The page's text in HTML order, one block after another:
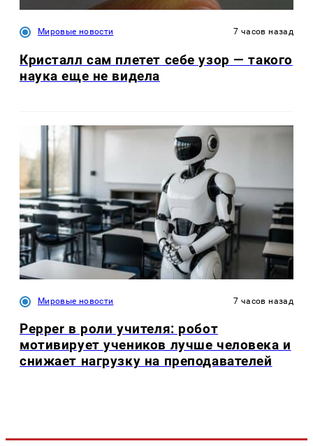
Мировые новости 7 часов назад
Кристалл сам плетет себе узор — такого
наука еще не видела
Мировые новости 7 часов назад
Pepper в роли учителя: робот
мотивирует учеников лучше человека и
снижает нагрузку на преподавателей